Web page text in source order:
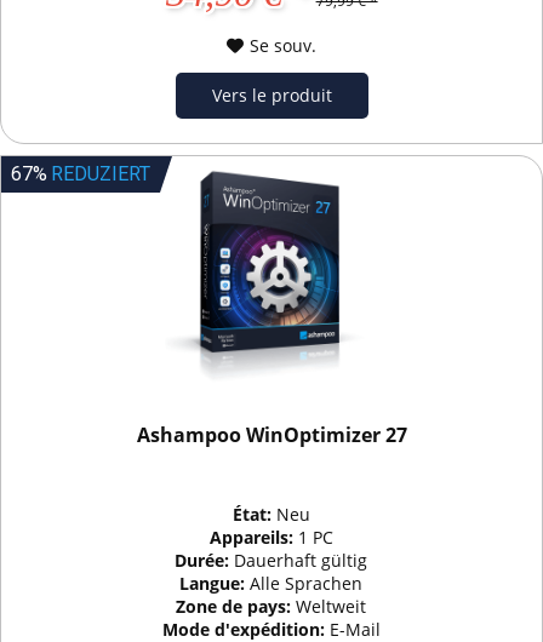
Se souv.
Vers le produit
67% REDUZIERT
Ashampoo WinOptimizer 27
État: Neu
Appareils: 1 PC
Durée: Dauerhaft gültig
Langue:Alle Sprachen
Zone de pays:Weltweit
Mode d'expédition: E-Mail